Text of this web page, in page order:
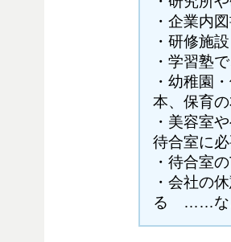
・企業内
・研修施
・学習塾
・幼稚園
本、保育
・美容室
待合室に
・待合室
・会社の
る ……な